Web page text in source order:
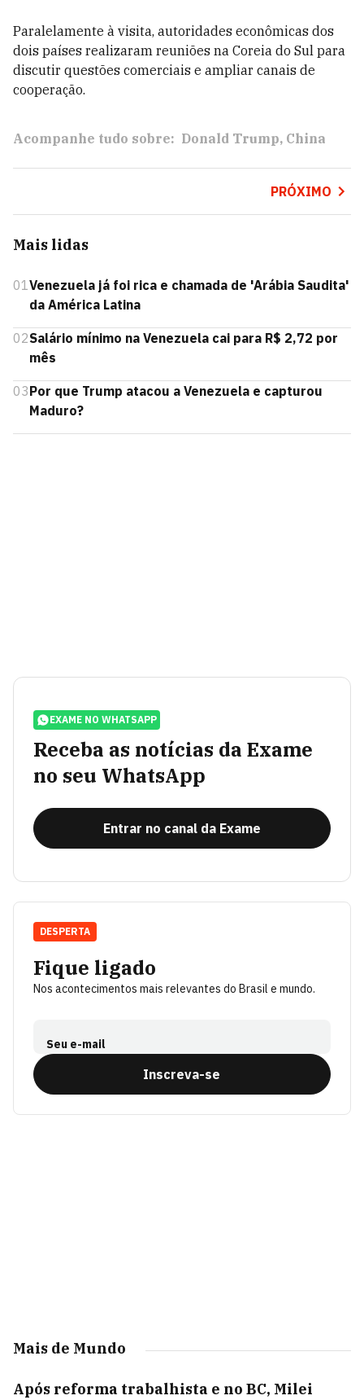
Paralelamente à visita, autoridades econômicas dos
dois países realizaram reuniões na Coreia do Sul para
discutir questões comerciais e ampliar canais de
cooperação.
Acompanhe tudo sobre: Donald Trump China
PRÓXIMO
Mais lidas
01Venezuela já foi rica e chamada de 'Arábia Saudita'
da América Latina
02Salário mínimo na Venezuela cai para R$ 2,72 por
mês
03Por que Trump atacou a Venezuela e capturou
Maduro?
EXAME NO WHATSAPP
Receba as notícias da Exame
no seu WhatsApp
Entrar no canal da Exame
Fique ligado
Nos acontecimentos mais relevantes do Brasil e mundo.
Seu e-mail
Inscreva-se
DESPERTA
Mais de Mundo
Após reforma trabalhista e no BC, Milei